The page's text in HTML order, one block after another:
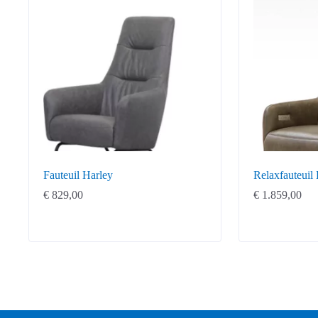
Fauteuil Harley
€ 829,00
Relaxfauteuil
€ 1.859,00